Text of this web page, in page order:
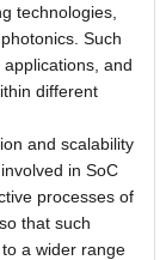
technologies,
Such
and
different
and scalability
in SoC
processes of
that such
a wider range